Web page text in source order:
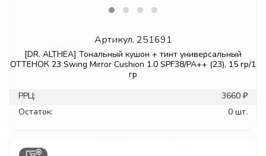
Артикул. 251691
[DR. ALTHEA] Тональный кушон + тинт универсальный
ОТТЕНОК 23 Swing Mirror Cushion 1.0 SPF38/PA++ (23), 15 гр/1
гр
РРЦ:
3660 ₽
Остаток:
0 шт.